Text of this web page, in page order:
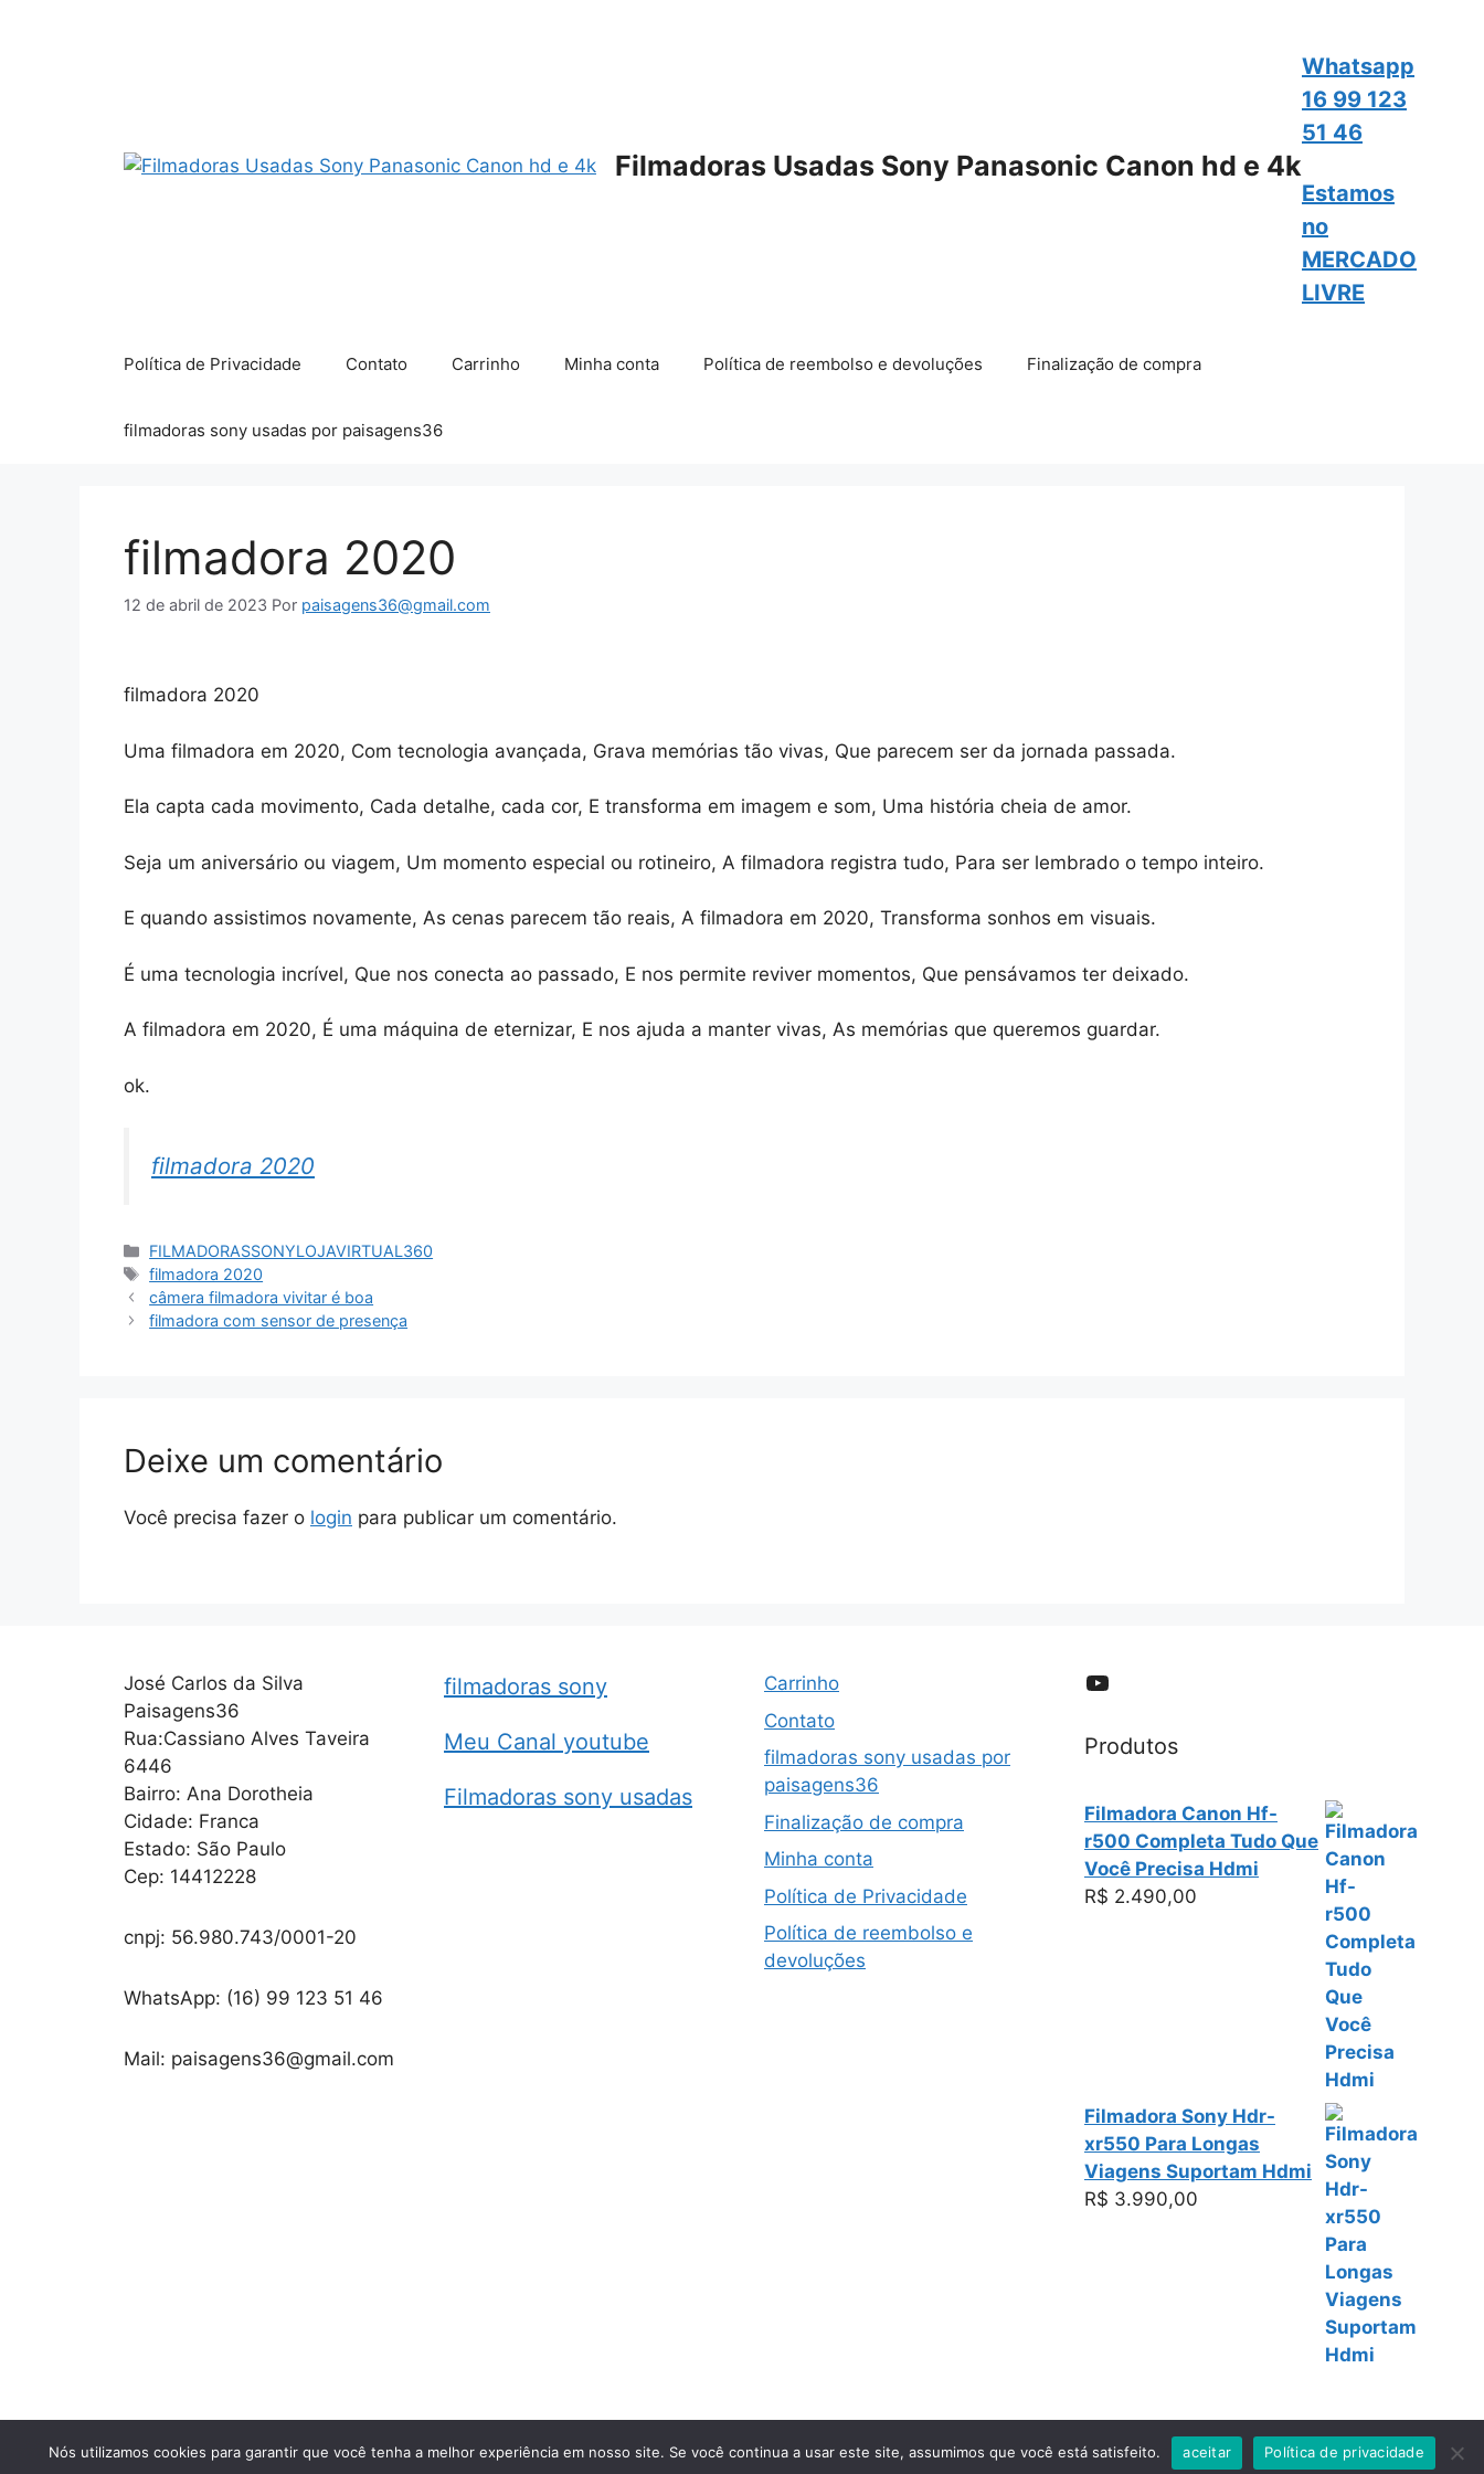
Filmadoras Usadas Sony Panasonic Canon hd e 4k
Whatsapp
16 99 123
51 46
Estamos
no
MERCADO
LIVRE
Política de Privacidade Contato Carrinho Minha conta Política de reembolso e devoluções Finalização de compra
filmadoras sony usadas por paisagens36
filmadora 2020
12 de abril de 2023 Por paisagens36@gmail.com
filmadora 2020
Uma filmadora em 2020, Com tecnologia avançada, Grava memórias tão vivas, Que parecem ser da jornada passada.
Ela capta cada movimento, Cada detalhe, cada cor, E transforma em imagem e som, Uma história cheia de amor.
Seja um aniversário ou viagem, Um momento especial ou rotineiro, A filmadora registra tudo, Para ser lembrado o tempo inteiro.
E quando assistimos novamente, As cenas parecem tão reais, A filmadora em 2020, Transforma sonhos em visuais.
É uma tecnologia incrível, Que nos conecta ao passado, E nos permite reviver momentos, Que pensávamos ter deixado.
A filmadora em 2020, É uma máquina de eternizar, E nos ajuda a manter vivas, As memórias que queremos guardar.
ok.
filmadora 2020
Categorias
FILMADORASSONYLOJAVIRTUAL360
Tags
filmadora 2020
câmera filmadora vivitar é boa
filmadora com sensor de presença
Deixe um comentário
Você precisa fazer o login para publicar um comentário.
José Carlos da Silva
Paisagens36
Rua:Cassiano Alves Taveira
6446
Bairro: Ana Dorotheia
Cidade: Franca
Estado: São Paulo
Cep: 14412228
cnpj: 56.980.743/0001-20
WhatsApp: (16) 99 123 51 46
Mail: paisagens36@gmail.com
filmadoras sony
Meu Canal youtube
Filmadoras sony usadas
Carrinho
Contato
filmadoras sony usadas por
paisagens36
Finalização de compra
Minha conta
Política de Privacidade
Política de reembolso e
devoluções
YouTube
Produtos
Filmadora Canon Hf-
r500 Completa Tudo Que
Você Precisa Hdmi
R$ 2.490,00
Filmadora Sony Hdr-
xr550 Para Longas
Viagens Suportam Hdmi
R$ 3.990,00
© 2026 Filmadoras Usadas Sony Panasonic Canon hd e 4k• Built withGeneratePress
Nós utilizamos cookies para garantir que você tenha a melhor experiência em nosso site. Se você continua a usar este site, assumimos que você está satisfeito. aceitar Política de privacidade